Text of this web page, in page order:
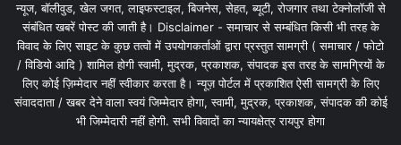
न्यूज, बॉलीवुड, खेल जगत, लाइफस्टाइल, बिजनेस, सेहत, ब्यूटी, रोजगार तथा टेक्नोलॉजी से
संबंधित खबरें पोस्ट की जाती है। Disclaimer - समाचार से सम्बंधित किसी भी तरह के
विवाद के लिए साइट के कुछ तत्वों में उपयोगकर्ताओं द्वारा प्रस्तुत सामग्री ( समाचार / फोटो
/ विडियो आदि ) शामिल होगी स्वामी, मुद्रक, प्रकाशक, संपादक इस तरह के सामग्रियों के
लिए कोई ज़िम्मेदार नहीं स्वीकार करता है। न्यूज़ पोर्टल में प्रकाशित ऐसी सामग्री के लिए
संवाददाता / खबर देने वाला स्वयं जिम्मेदार होगा, स्वामी, मुद्रक, प्रकाशक, संपादक की कोई
भी जिम्मेदारी नहीं होगी. सभी विवादों का न्यायक्षेत्र रायपुर होगा